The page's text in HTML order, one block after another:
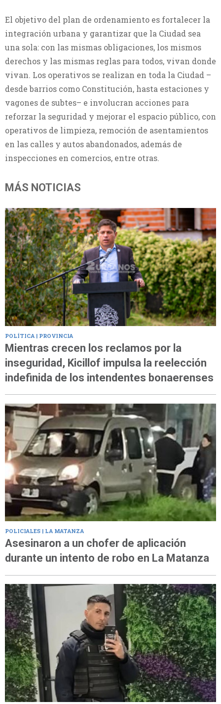
El objetivo del plan de ordenamiento es fortalecer la
integración urbana y garantizar que la Ciudad sea
una sola: con las mismas obligaciones, los mismos
derechos y las mismas reglas para todos, vivan donde
vivan. Los operativos se realizan en toda la Ciudad –
desde barrios como Constitución, hasta estaciones y
vagones de subtes– e involucran acciones para
reforzar la seguridad y mejorar el espacio público, con
operativos de limpieza, remoción de asentamientos
en las calles y autos abandonados, además de
inspecciones en comercios, entre otras.
MÁS NOTICIAS
POLÍTICA | PROVINCIA
Mientras crecen los reclamos por la
inseguridad, Kicillof impulsa la reelección
indefinida de los intendentes bonaerenses
POLICIALES | LA MATANZA
Asesinaron a un chofer de aplicación
durante un intento de robo en La Matanza